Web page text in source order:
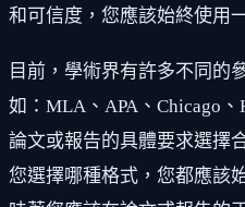
和可信度，您應該始終使用
目前，學術界有許多不同的
如：MLA、APA、Chicago
論文或報告的具體要求選擇
您選擇哪種格式，您都應該